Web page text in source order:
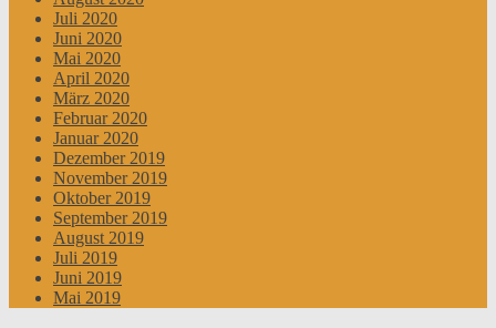
Juli 2020
Juni 2020
Mai 2020
April 2020
März 2020
Februar 2020
Januar 2020
Dezember 2019
November 2019
Oktober 2019
September 2019
August 2019
Juli 2019
Juni 2019
Mai 2019